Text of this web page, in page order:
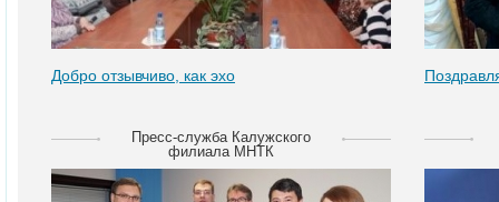
Добро отзывчиво, как эхо
Пресс-служба Калужского
филиала МНТК